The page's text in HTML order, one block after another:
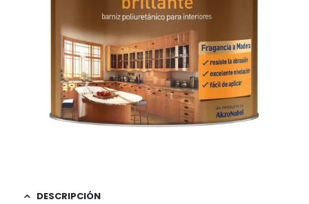
DESCRIPCIÓN